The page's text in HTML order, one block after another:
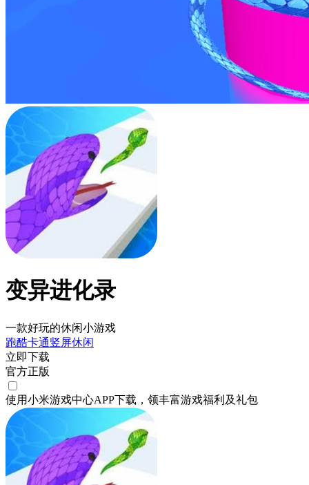
变异进化录
一款好玩的休闲小游戏
跑酷卡通竖屏休闲
立即下载
官方正版
使用小米游戏中心APP下载 ，领丰富游戏福利 及礼包